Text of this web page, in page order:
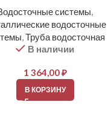
системы,
водосточные
,Труба водосточная
В наличии
1 364,00₽
В КОРЗИНУ